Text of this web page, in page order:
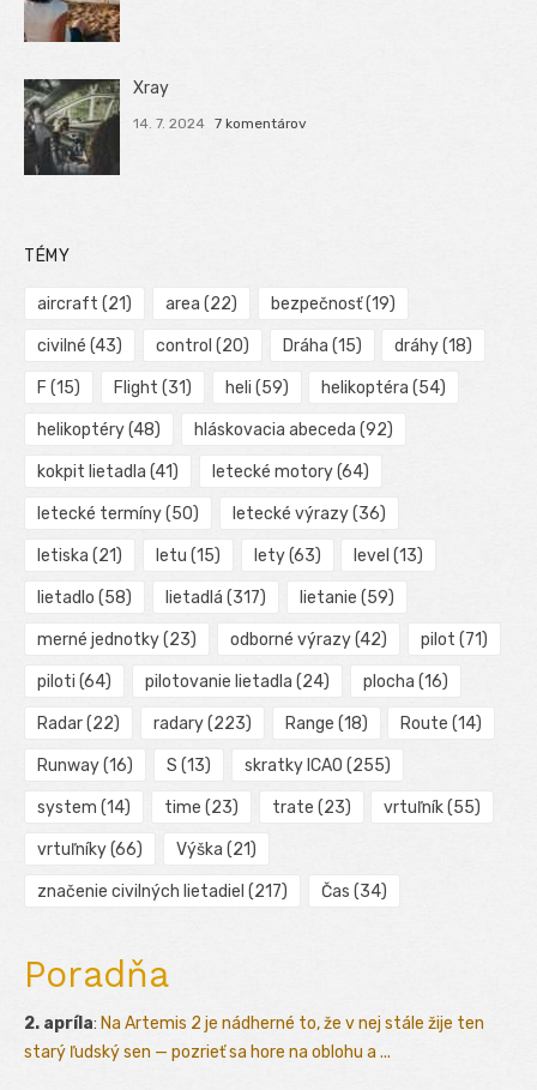
Xray
14. 7. 2024 7 komentárov
TÉMY
aircraft (21) area (22) bezpečnosť(19)
civilné (43) control (20) Dráha (15) dráhy(18)
F (15) Flight (31) heli (59) helikoptéra (54)
helikoptéry(48) hláskovacia abeceda (92)
kokpit lietadla (41) letecké motory(64)
letecké termíny(50) letecké výrazy(36)
letiska (21) letu (15) lety(63) level (13)
lietadlo (58) lietadlá (317) lietanie (59)
merné jednotky(23) odborné výrazy(42) pilot (71)
piloti (64) pilotovanie lietadla (24) plocha (16)
Radar(22) radary(223) Range (18) Route (14)
Runway(16) S (13) skratky ICAO (255)
system (14) time (23) trate (23) vrtuľník(55)
vrtuľníky(66) Výška (21)
značenie civilných lietadiel (217) Čas (34)
Poradňa
2. apríla: Na Artemis 2 je nádherné to, že v nej stále žije ten
starý ľudský sen — pozrieť sa hore na oblohu a ...